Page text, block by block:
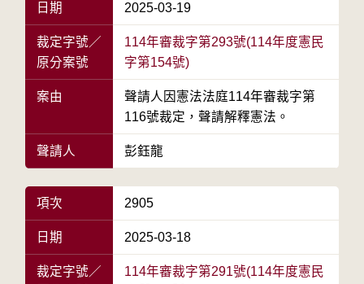
日期 2025-03-19
裁定字號／
原分案號
114年審裁字第293號(114年度憲民
字第154號)
案由
聲請人因憲法法庭114年審裁字第
116號裁定，聲請解釋憲法。
聲請人 彭鈺龍
項次 2905
日期 2025-03-18
裁定字號／
114年審裁字第291號(114年度憲民